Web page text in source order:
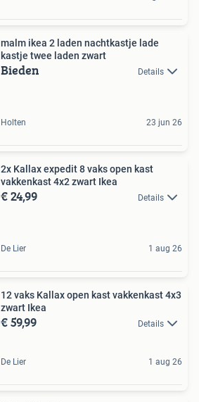
malm ikea 2 laden nachtkastje lade
kastje twee laden zwart
Bieden Details
Holten 23 jun 26
2x Kallax expedit 8 vaks open kast
vakkenkast 4x2 zwart Ikea
€ 24,99 Details
De Lier 1 aug 26
12 vaks Kallax open kast vakkenkast 4x3
zwart Ikea
€ 59,99 Details
De Lier 1 aug 26